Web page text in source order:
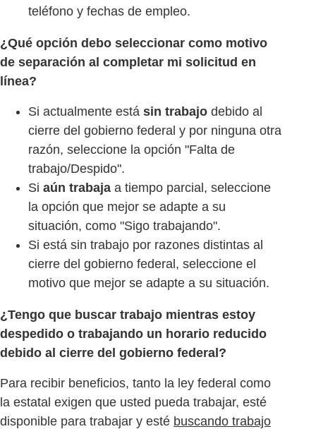
teléfono y fechas de empleo.
¿Qué opción debo seleccionar como motivo
de separación al completar mi solicitud en
línea?
Si actualmente está sin trabajo debido al
cierre del gobierno federal y por ninguna otra
razón, seleccione la opción "Falta de
trabajo/Despido".
Si aún trabaja a tiempo parcial, seleccione
la opción que mejor se adapte a su
situación, como "Sigo trabajando".
Si está sin trabajo por razones distintas al
cierre del gobierno federal, seleccione el
motivo que mejor se adapte a su situación.
¿Tengo que buscar trabajo mientras estoy
despedido o trabajando un horario reducido
debido al cierre del gobierno federal?
Para recibir beneficios, tanto la ley federal como
la estatal exigen que usted pueda trabajar, esté
disponible para trabajar y esté buscando trabajo